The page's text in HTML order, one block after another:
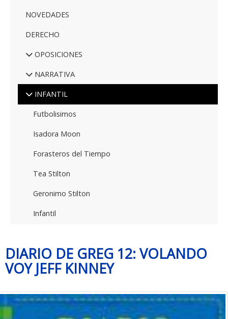
NOVEDADES
DERECHO
OPOSICIONES
NARRATIVA
INFANTIL
Futbolisimos
Isadora Moon
Forasteros del Tiempo
Tea Stilton
Geronimo Stilton
Infantil
DIARIO DE GREG 12: VOLANDO
VOY JEFF KINNEY